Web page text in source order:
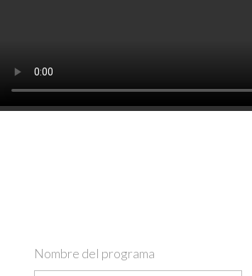
Nombre del programa